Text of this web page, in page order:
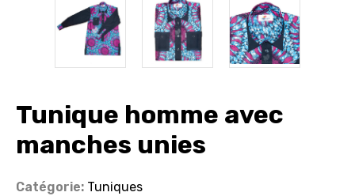
produits
A
propos
Tunique homme avec
manches unies
Catégorie: Tuniques